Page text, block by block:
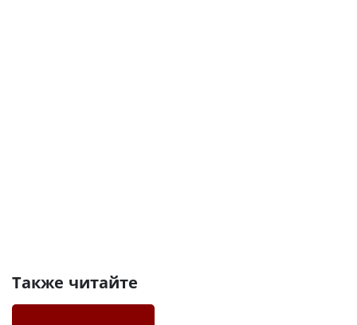
Также читайте